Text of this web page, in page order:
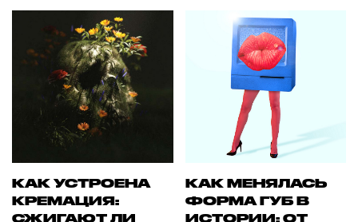
КАК УСТРОЕНА
КРЕМАЦИЯ:
СЖИГАЮТ ЛИ
КАК МЕНЯЛАСЬ
ФОРМА ГУБ В
ИСТОРИИ: ОТ